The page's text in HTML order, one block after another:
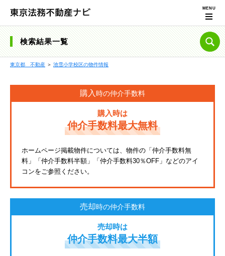
検索結果一覧
東京都 不動産 ＞ 池雪小学校区の物件情報
購入時の仲介手数料
購入時は
仲介手数料最大無料
ホームページ掲載物件については、物件の「仲介手数料無
料」「仲介手数料半額」「仲介手数料30％OFF」などのアイ
コンをご参照ください。
売却時の仲介手数料
売却時は
仲介手数料最大半額